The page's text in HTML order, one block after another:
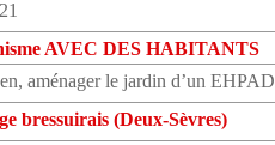
AVEC DES HABITANTS
aménager le jardin d’un EHPAD
bressuirais (Deux-Sèvres)